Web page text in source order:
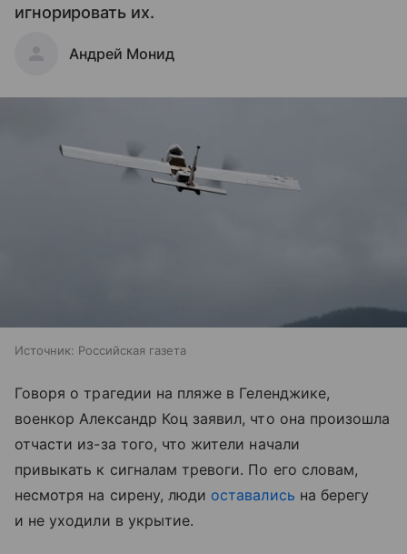
игнорировать их.
Андрей Монид
Источник: Российская газета
Говоря о трагедии на пляже в Геленджике,
военкор Александр Коц заявил, что она произошла
отчасти из-за того, что жители начали
привыкать к сигналам тревоги. По его словам,
несмотря на сирену, люди оставались на берегу
и не уходили в укрытие.